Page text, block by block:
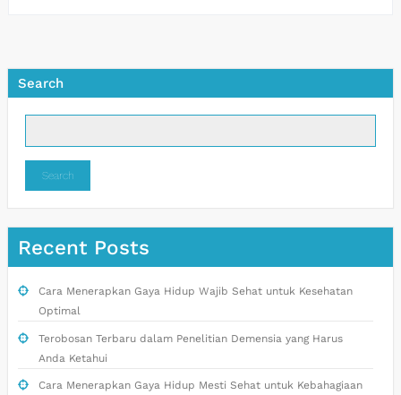
Search
Search
Recent Posts
Cara Menerapkan Gaya Hidup Wajib Sehat untuk Kesehatan
Optimal
Terobosan Terbaru dalam Penelitian Demensia yang Harus
Anda Ketahui
Cara Menerapkan Gaya Hidup Mesti Sehat untuk Kebahagiaan